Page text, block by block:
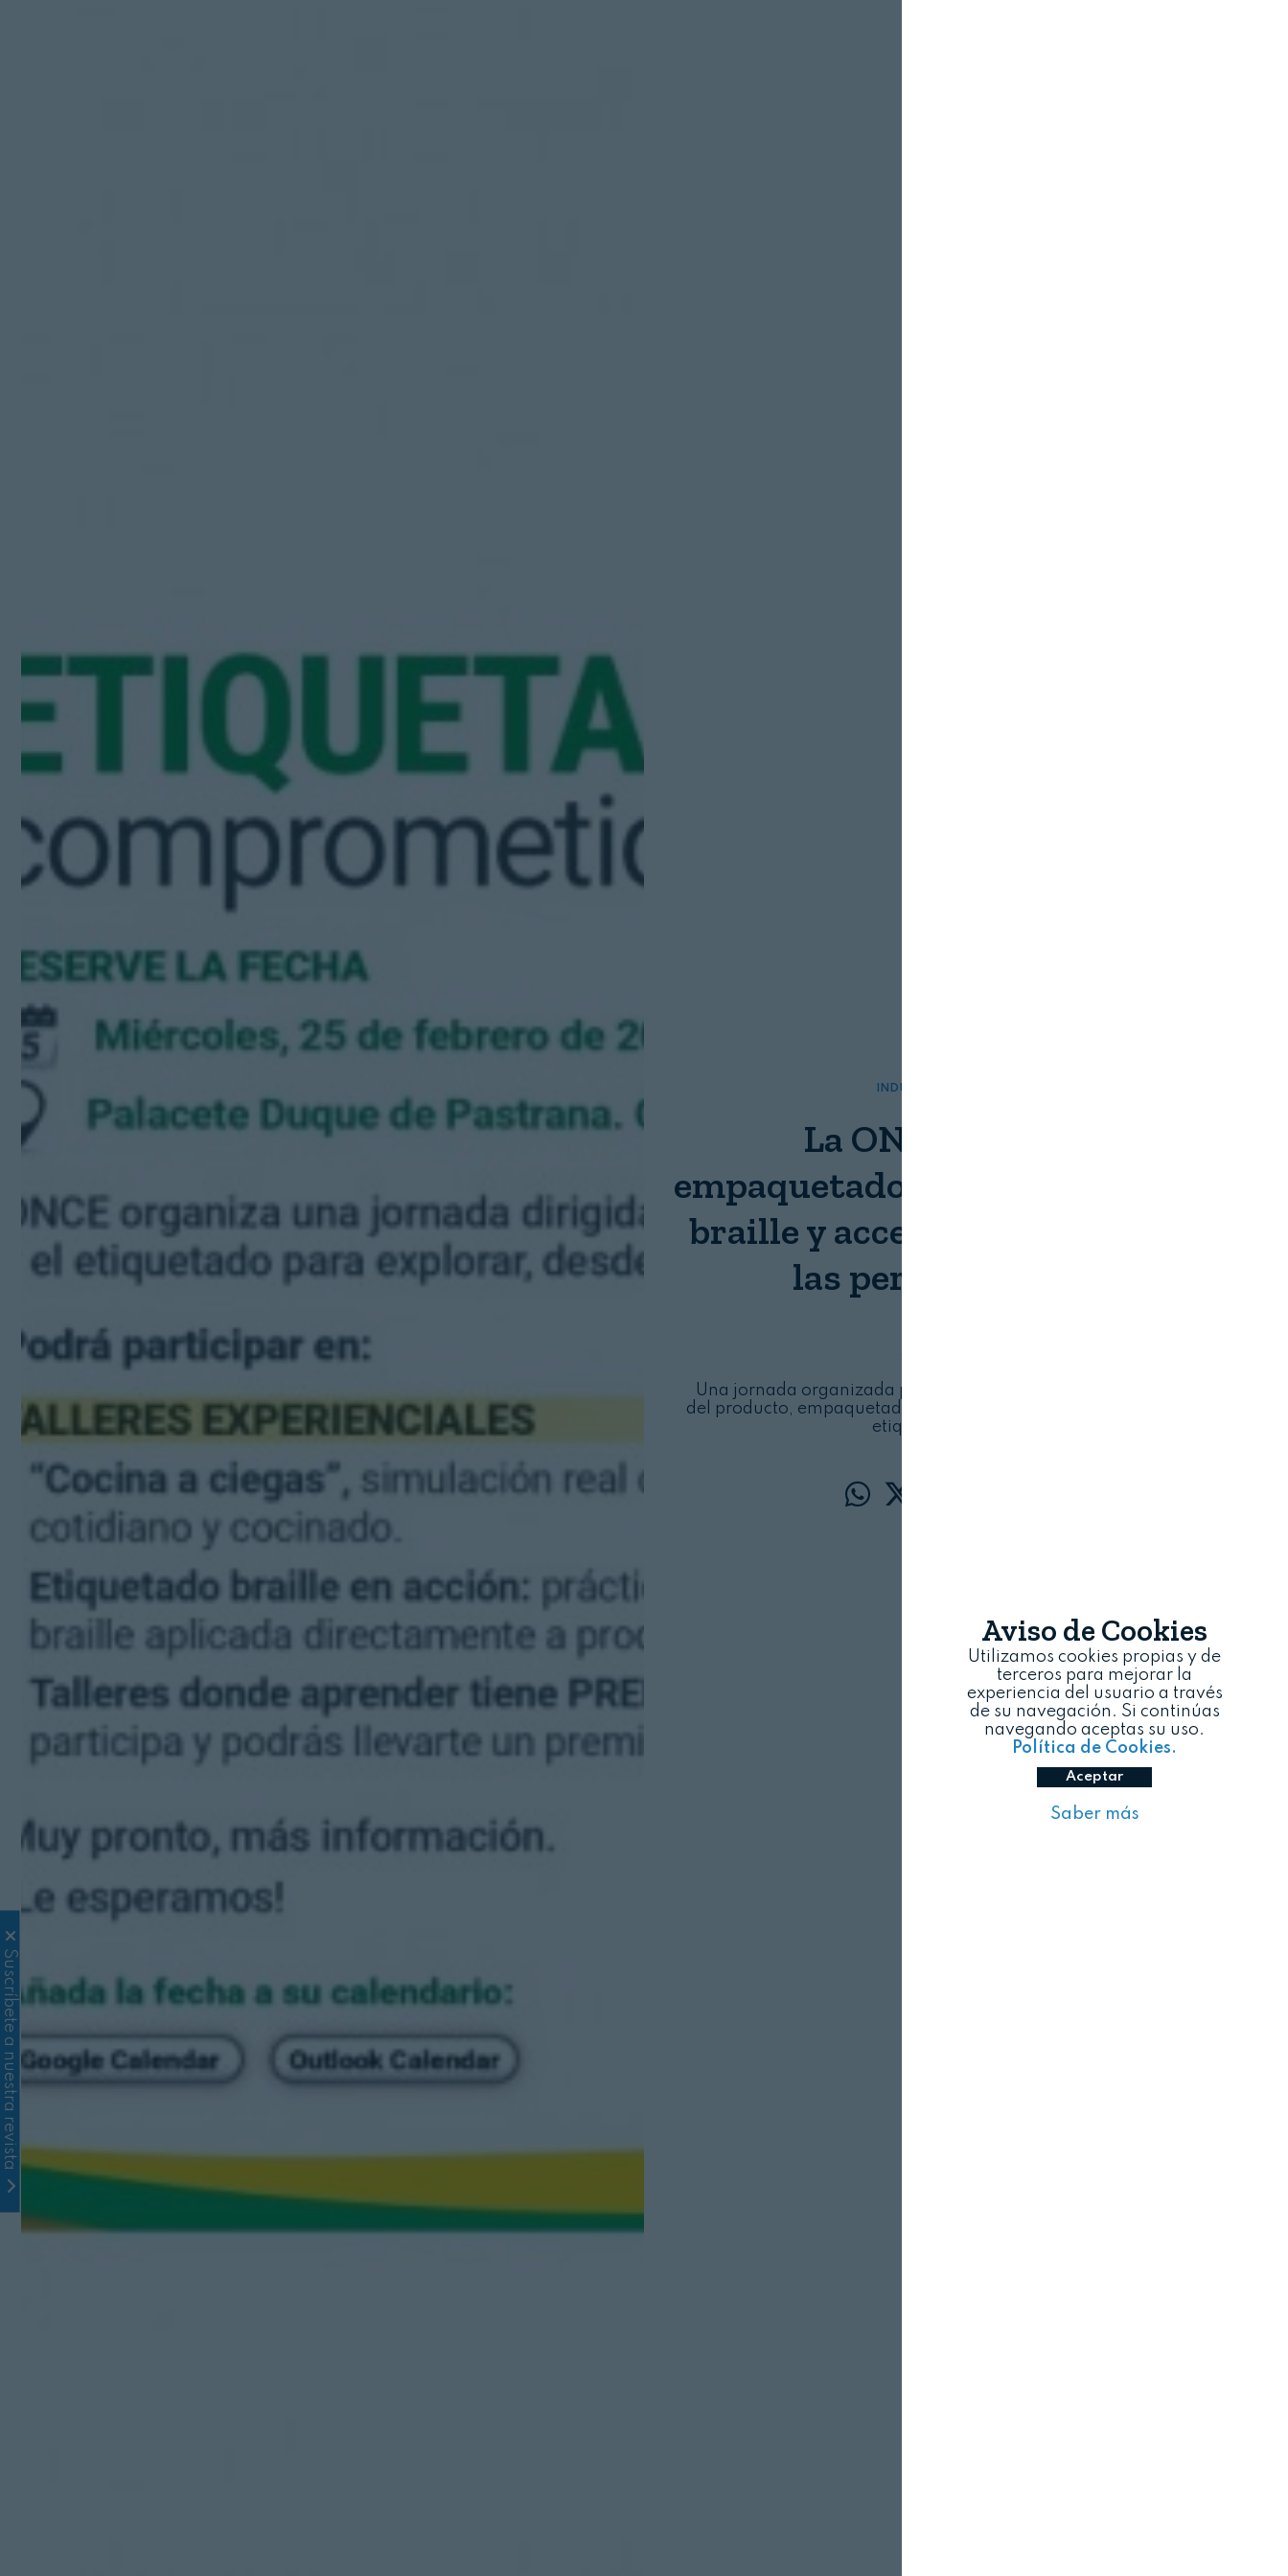
INDUSTRIA
La ONCE enseña a
empaquetadores el etiquetado en
braille y accesible para incluir a
las personas ciegas
Una jornada organizada por la ONCE para empresas del ámbito
del producto, empaquetado y etiquetado para explorar el valor del
etiquetado accesible
Suscríbete a nuestra revista
Aviso de Cookies
Utilizamos cookies propias y de
terceros para mejorar la
experiencia del usuario a través
de su navegación. Si continúas
navegando aceptas su uso.
Política de Cookies.
Aceptar
Saber más
Nombre:
Login